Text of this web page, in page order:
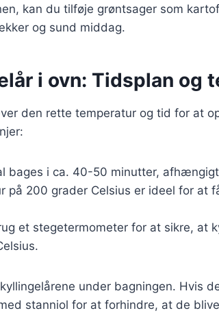
kan du tilføje grøntsager som
og sund middag.
i ovn: Tidsplan og
den rette temperatur og tid for at
bages i ca. 40-50 minutter,
på 200 grader Celsius er ideel for at
et stegetermometer for at sikre, at
under bagningen. Hvis
stanniol for at forhindre, at de